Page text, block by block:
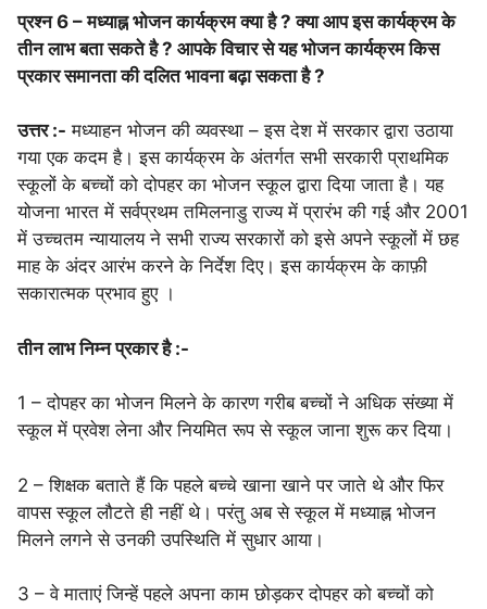
प्रश्न 6 – मध्याह्न भोजन कार्यक्रम क्या है ? क्या आप इस कार्यक्रम के
तीन लाभ बता सकते है ? आपके विचार से यह भोजन कार्यक्रम किस
प्रकार समानता की दलित भावना बढ़ा सकता है ?
उत्तर :- मध्याहन भोजन की व्यवस्था – इस देश में सरकार द्वारा उठाया
गया एक कदम है। इस कार्यक्रम के अंतर्गत सभी सरकारी प्राथमिक
स्कूलों के बच्चों को दोपहर का भोजन स्कूल द्वारा दिया जाता है। यह
योजना भारत में सर्वप्रथम तमिलनाडु राज्य में प्रारंभ की गई और 2001
में उच्चतम न्यायालय ने सभी राज्य सरकारों को इसे अपने स्कूलों में छह
माह के अंदर आरंभ करने के निर्देश दिए। इस कार्यक्रम के काफ़ी
सकारात्मक प्रभाव हुए ।
तीन लाभ निम्न प्रकार है :-
1 – दोपहर का भोजन मिलने के कारण गरीब बच्चों ने अधिक संख्या में
स्कूल में प्रवेश लेना और नियमित रूप से स्कूल जाना शुरू कर दिया।
2 – शिक्षक बताते हैं कि पहले बच्चे खाना खाने पर जाते थे और फिर
वापस स्कूल लौटते ही नहीं थे। परंतु अब से स्कूल में मध्याह्न भोजन
मिलने लगने से उनकी उपस्थिति में सुधार आया।
3 – वे माताएं जिन्हें पहले अपना काम छोड़कर दोपहर को बच्चों को